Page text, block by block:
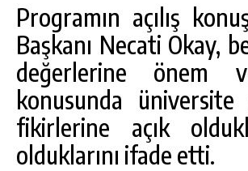
Programın açılış
Başkanı Necati Okay,
değerlerine önem
konusunda
fikirlerine açık
olduklarını ifade etti.